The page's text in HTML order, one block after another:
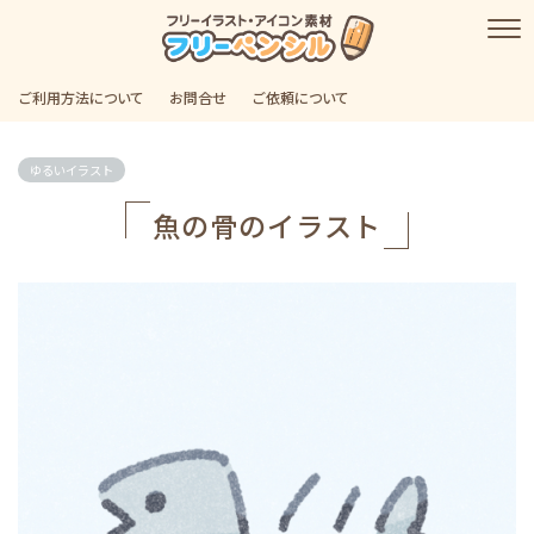
ご利用方法について お問合せ ご依頼について
ゆるいイラスト
魚の骨のイラスト